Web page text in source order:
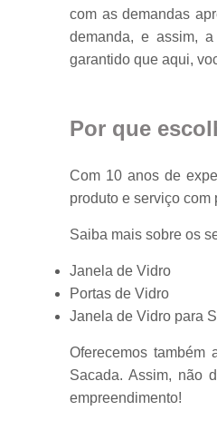
com as demandas
demanda, e assim,
garantido que aqui,
Por que
Com 10 anos de
produto e serviço
Saiba mais sobre os
Janela de Vidro
Portas de Vidro
Janela de Vidro para
Oferecemos
Sacada. Assim, não
empreendimento!